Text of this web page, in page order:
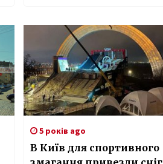
5 років ago
В Київ для спортивного